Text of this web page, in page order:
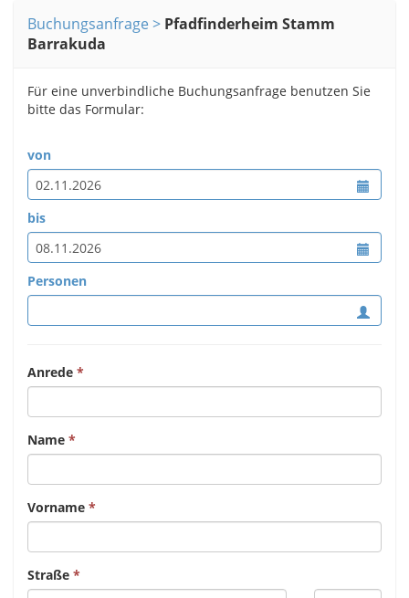
Buchungsanfrage
Pfadfinderheim Stamm
Barrakuda
Für eine unverbindliche Buchungsanfrage benutzen Sie
bitte das Formular:
von
bis
Personen
Anrede
Name
Vorname
Straße